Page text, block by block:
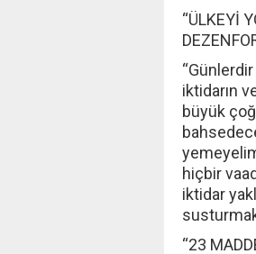
“ÜLKEYİ
iktidarın
büyük
hiçbir
iktidar
“23